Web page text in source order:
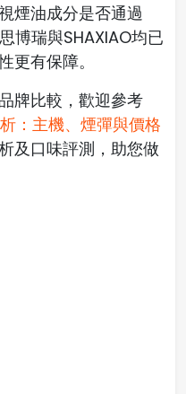
煙油成分是否通過
博瑞與SHAXIAO均已
更有保障。
牌比較，歡迎參考
：主機、煙彈與價格
及口味評測，助您做